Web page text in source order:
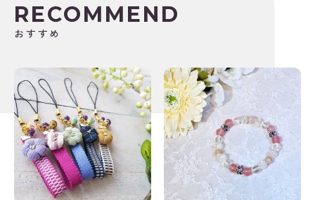
RECOMMEND
おすすめ